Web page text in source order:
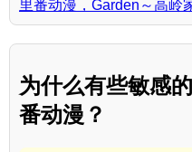
里番动漫，Garden～高岭
为什么有些敏感
番动漫？